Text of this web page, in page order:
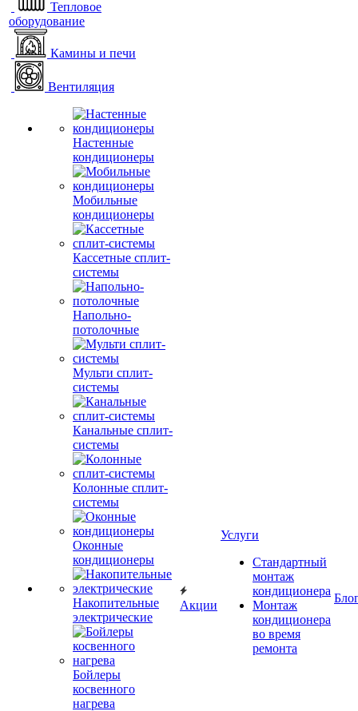
Тепловое
оборудование
Камины и печи
Вентиляция
Настенные
кондиционеры
Мобильные
кондиционеры
Кассетные сплит-
системы
Напольно-
потолочные
Мульти сплит-
системы
Канальные сплит-
системы
Колонные сплит-
системы
Оконные
кондиционеры
Накопительные
электрические
Бойлеры
косвенного
нагрева
Акции
Услуги
Стандартный
монтаж
кондиционера
Монтаж
кондиционера
во время
ремонта